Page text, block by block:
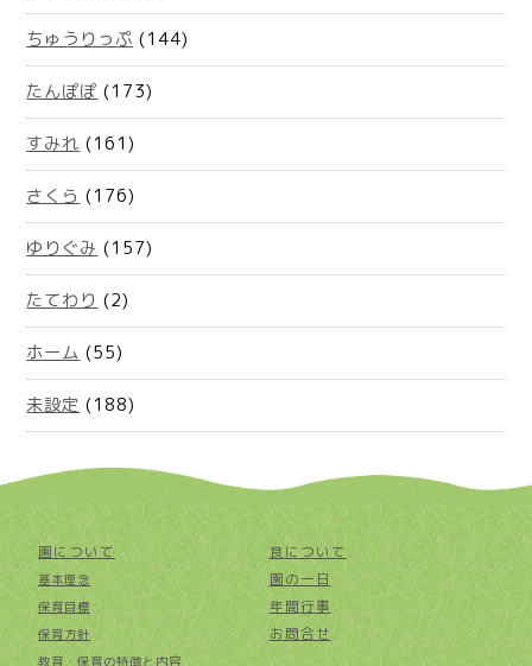
ちゅうりっぷ (144)
たんぽぽ (173)
すみれ (161)
さくら (176)
ゆりぐみ (157)
たてわり (2)
ホーム (55)
未設定 (188)
園について
基本理念
保育目標
保育方針
教育・保育の特徴と内容
食について
園の一日
年間行事
お問合せ